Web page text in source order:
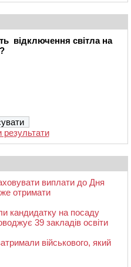
відключення світла на
результати
виплати до Дня
отримати
кандидатку на посаду
39 закладів освіти
військового, який